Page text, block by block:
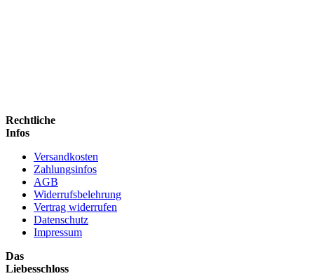
Rechtliche
Infos
Versandkosten
Zahlungsinfos
AGB
Widerrufsbelehrung
Vertrag widerrufen
Datenschutz
Impressum
Das
Liebesschloss